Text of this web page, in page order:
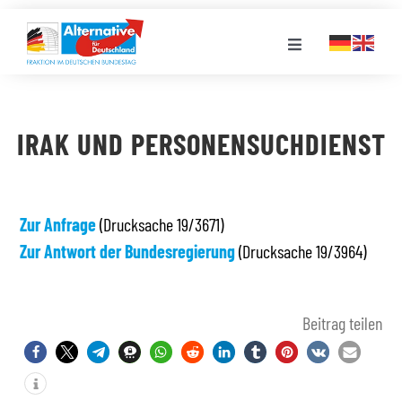
Inhalt
springen
Toggle
VERANSTALTUNGEN
STELLENPORTAL
MEDIATHEK
IRAK UND PERSONENSUCHDIENST
Zur Anfrage(Drucksache 19/3671)
Zur Antwort der Bundesregierung(Drucksache 19/3964)
Beitrag teilen